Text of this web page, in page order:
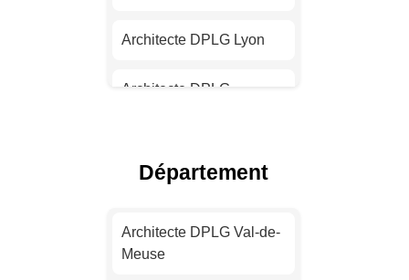
Architecte DPLG Lyon
Architecte DPLG
Architecte DPLG Nice
Architecte DPLG
Département
Architecte DPLG Val-de-
Meuse